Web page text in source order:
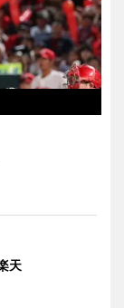
天